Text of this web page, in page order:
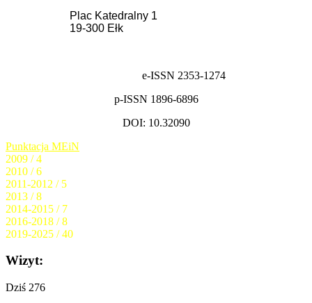
Plac Katedralny 1
19-300 Ełk
e-ISSN 2353-1274
p-ISSN 1896-6896
DOI: 10.32090
Punktacja MEiN
2009 / 4
2010 / 6
2011-2012 / 5
2013 / 8
2014-2015 / 7
2016-2018 / 8
2019-2025 / 40
Wizyt:
Dziś 276